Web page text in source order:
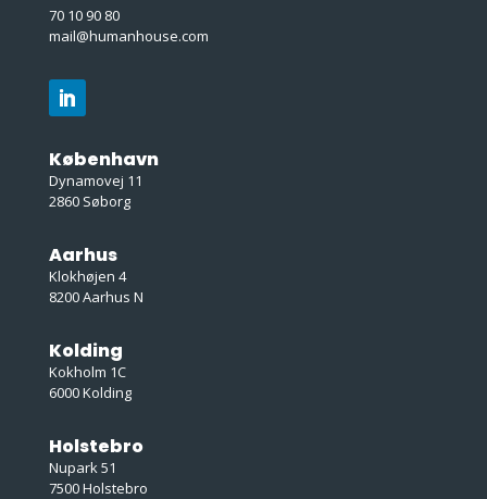
70 10 90 80
mail@humanhouse.com
København
Dynamovej 11
2860 Søborg
Aarhus
Klokhøjen 4
8200 Aarhus N
Kolding
Kokholm 1C
6000 Kolding
Holstebro
Nupark 51
7500 Holstebro